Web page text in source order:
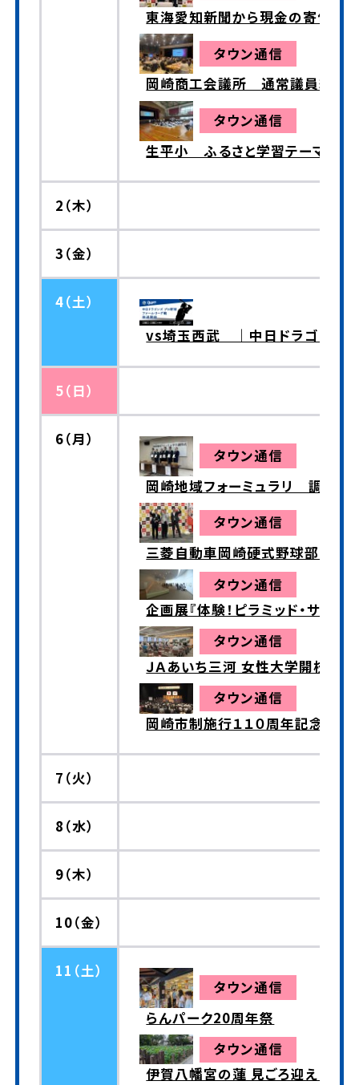
東海愛知新聞から現金の寄付
タウン通信
岡崎商工会議所 通常議員総会
タウン通信
生平小 ふるさと学習テーマ発表
2（木）
3（金）
4（土）
vs埼玉西武 ｜中日ドラゴンズ
5（日）
6（月）
タウン通信
岡崎地域フォーミュラリ 調印式
タウン通信
三菱自動車岡崎硬式野球部 都
タウン通信
企画展『体験！ピラミッド・サイ
タウン通信
ＪＡあいち三河 女性大学開校式
タウン通信
岡崎市制施行１１０周年記念式
7（火）
8（水）
9（木）
10（金）
11（土）
タウン通信
らんパーク20周年祭
タウン通信
伊賀八幡宮の蓮 見ごろ迎える